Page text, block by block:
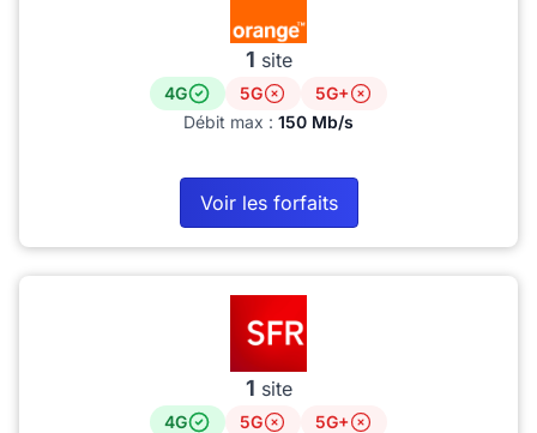
1 site
4G 5G
5G+
Débit max : 150 Mb/s
Voir les forfaits
1 site
4G 5G
5G+